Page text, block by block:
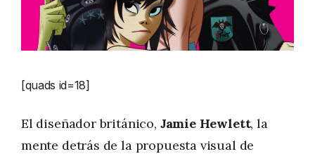
[quads id=18]
El diseñador británico, Jamie Hewlett, la
mente detrás de la propuesta visual de